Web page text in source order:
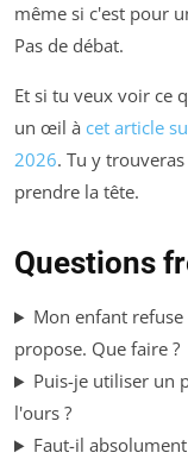
même si c'est pour
Pas de débat.
Et si tu veux voir ce
un œil à cet article
2026. Tu y
prendre la tête.
Questions
Mon enfant
propose. Que faire ?
Puis-je utiliser un
l'ours ?
Faut-il